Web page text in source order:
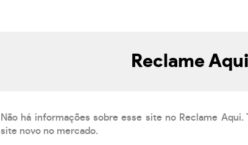
Reclame
Não há informações sobre esse site no Reclame
site novo no mercado.